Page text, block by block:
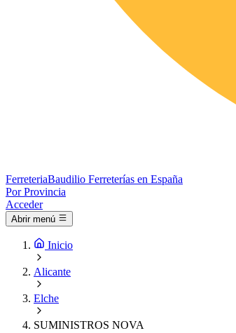
FerreteriaBaudilio Ferreterías en España
Por Provincia
Acceder
Abrir menú
Inicio
Alicante
Elche
SUMINISTROS NOVA